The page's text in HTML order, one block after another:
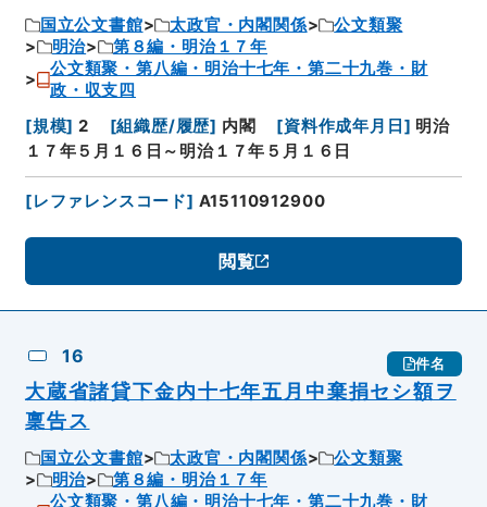
国立公文書館 太政官・内閣関係
公文類聚
明治
第８編・明治１７年
公文類聚・第八編・明治十七年・第二十九巻・財
政・収支四
[規模] 2 [組織歴/履歴] 内閣 [資料作成年月日 ] 明治
１７年５月１６日～明治１７年５月１６日
[レファレンスコード] A15110912900
閲覧
16 件名
大蔵省諸貸下金内十七年五月中棄捐セシ額ヲ
稟告ス
国立公文書館 太政官・内閣関係
公文類聚
明治
第８編・明治１７年
公文類聚・第八編・明治十七年・第二十九巻・財